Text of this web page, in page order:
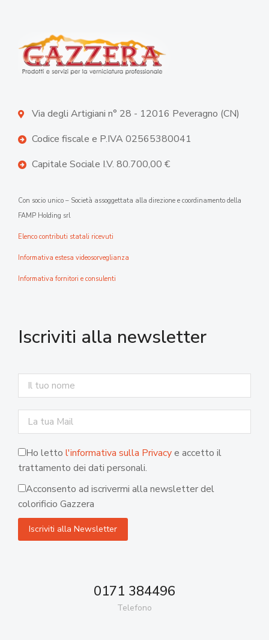
Via degli Artigiani n° 28 - 12016 Peveragno (CN)
Codice fiscale e P.IVA 02565380041
Capitale Sociale I.V. 80.700,00 €
Con socio unico – Società assoggettata alla direzione e coordinamento della
FAMP Holding srl
Elenco contributi statali ricevuti
Informativa estesa videosorveglianza
Informativa fornitori e consulenti
Iscriviti alla newsletter
Ho letto l'informativa sulla Privacye accetto il
trattamento dei dati personali.
Acconsento ad iscrivermi alla newsletter del
colorificio Gazzera
0171 384496
Telefono